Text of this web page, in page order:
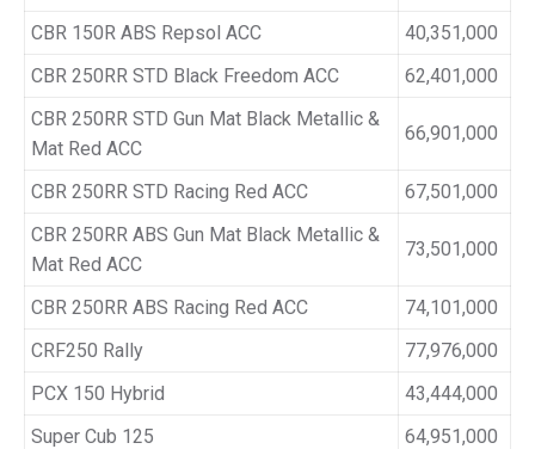
CBR 150R ABS Repsol ACC
40,351,000
CBR 250RR STD Black Freedom ACC
62,401,000
CBR 250RR STD Gun Mat Black Metallic &
Mat Red ACC
66,901,000
CBR 250RR STD Racing Red ACC
67,501,000
CBR 250RR ABS Gun Mat Black Metallic &
Mat Red ACC
73,501,000
CBR 250RR ABS Racing Red ACC
74,101,000
CRF250 Rally
77,976,000
PCX 150 Hybrid
43,444,000
Super Cub 125
64,951,000